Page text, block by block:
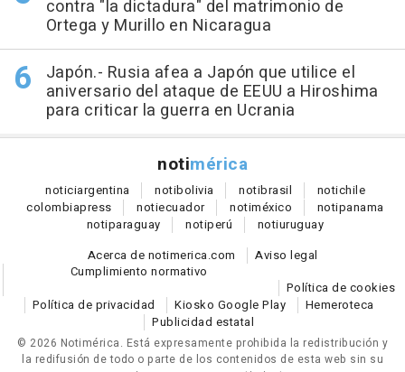
contra "la dictadura" del matrimonio de
Ortega y Murillo en Nicaragua
Japón.- Rusia afea a Japón que utilice el
aniversario del ataque de EEUU a Hiroshima
para criticar la guerra en Ucrania
notimérica
noticiargentina notibolivia notibrasil notichile
colombiapress notiecuador notiméxico notipanama
notiparaguay notiperú notiuruguay
Acerca de notimerica.com
Aviso legal
Cumplimiento normativo
Política de cookies
Política de privacidad
Kiosko Google Play
Hemeroteca
Publicidad estatal
© 2026 Notimérica. Está expresamente prohibida la redistribución y
la redifusión de todo o parte de los contenidos de esta web sin su